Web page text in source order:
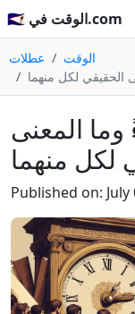
🇸🇦 الوقت في.com
عطلات
الوقت
الحقيقي لكل منهما
المعنى
لكل منهما
Published on: